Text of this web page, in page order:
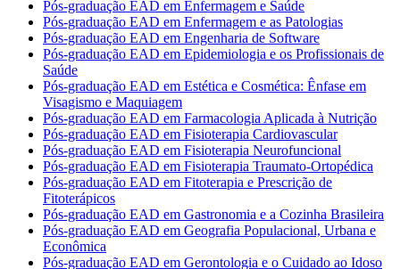
Pós-graduação EAD em Enfermagem e Saúde
Pós-graduação EAD em Enfermagem e as Patologias
Pós-graduação EAD em Engenharia de Software
Pós-graduação EAD em Epidemiologia e os Profissionais de
Saúde
Pós-graduação EAD em Estética e Cosmética: Ênfase em
Visagismo e Maquiagem
Pós-graduação EAD em Farmacologia Aplicada à Nutrição
Pós-graduação EAD em Fisioterapia Cardiovascular
Pós-graduação EAD em Fisioterapia Neurofuncional
Pós-graduação EAD em Fisioterapia Traumato-Ortopédica
Pós-graduação EAD em Fitoterapia e Prescrição de
Fitoterápicos
Pós-graduação EAD em Gastronomia e a Cozinha Brasileira
Pós-graduação EAD em Geografia Populacional, Urbana e
Econômica
Pós-graduação EAD em Gerontologia e o Cuidado ao Idoso